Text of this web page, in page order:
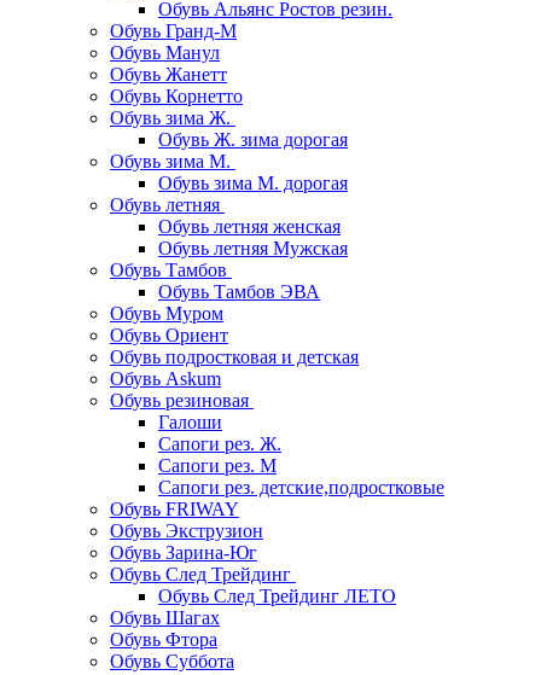
Обувь Альянс Ростов резин.
Обувь Гранд-М
Обувь Манул
Обувь Жанетт
Обувь Корнетто
Обувь зима Ж.
Обувь Ж. зима дорогая
Обувь зима М.
Обувь зима М. дорогая
Обувь летняя
Обувь летняя женская
Обувь летняя Мужская
Обувь Тамбов
Обувь Тамбов ЭВА
Обувь Муром
Обувь Ориент
Обувь подростковая и детская
Обувь Askum
Обувь резиновая
Галоши
Сапоги рез. Ж.
Сапоги рез. М
Сапоги рез. детские,подростковые
Обувь FRIWAY
Обувь Экструзион
Обувь Зарина-Юг
Обувь След Трейдинг
Обувь След Трейдинг ЛЕТО
Обувь Шагах
Обувь Фтора
Обувь Суббота